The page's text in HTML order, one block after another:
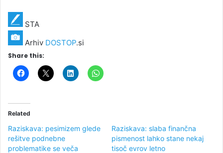
STA
Arhiv DOSTOP.si
Share this:
Related
Raziskava: pesimizem glede
rešitve podnebne
problematike se veča
Raziskava: slaba finančna
pismenost lahko stane nekaj
tisoč evrov letno